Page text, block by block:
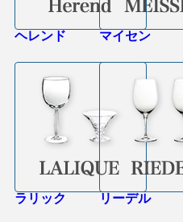
ヘレンド マイセン
ラリック リーデル